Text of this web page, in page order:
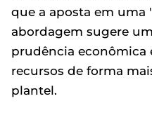
que a aposta em uma
abordagem sugere
prudência econômica
recursos de forma
plantel.